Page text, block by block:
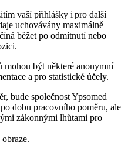
vaší přihlášky i pro další
uchovávány maximálně
běžet po odmítnutí nebo
mohou být některé anonymní
a pro statistické účely.
bude společnost Ypsomed
dobu pracovního poměru, ale
zákonnými lhůtami pro